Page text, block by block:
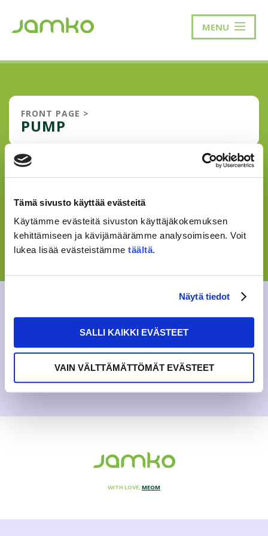
Tämä sivusto käyttää evästeitä
Käytämme evästeitä sivuston käyttäjäkokemuksen
kehittämiseen ja kävijämäärämme analysoimiseen. Voit
lukea lisää evästeistämme täältä.
Näytä tiedot
SALLI KAIKKI EVÄSTEET
VAIN VÄLTTÄMÄTTÖMÄT EVÄSTEET
MENU
FRONT PAGE >
PUMP
IMPROVING CYCLING
OVERALLS ON, AIR AND CHAIN
OIL FROM JAMKO
Student union JAMKO has stated in its policy paper for
BLOG
WITH LOVE, MEOM